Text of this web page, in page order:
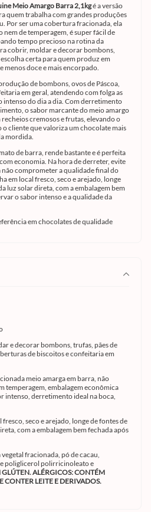
Meio Amargo Barra 2,1kgé a versão
quem trabalha com grandes produções
Por ser uma cobertura fracionada, ela
de temperagem, é super fácil de
tempo precioso na rotina da
cobrir, moldar e decorar bombons,
certa para quem produz em
doce e mais encorpado.
de bombons, ovos de Páscoa,
em geral, atendendo com folga as
intenso do dia a dia. Com derretimento
o sabor marcante do meio amargo
cremosos e frutas, elevando o
o cliente que valoriza um chocolate mais
mordida.
de barra, rende bastante e é perfeita
economia. Na hora de derreter, evite
comprometer a qualidade final do
em local fresco, seco e arejado, longe
luz solar direta, com a embalagem bem
o sabor intenso e a qualidade da
em chocolates de qualidade
e decorar bombons, trufas, pães de
de biscoitos e confeitaria em
meio amarga em barra, não
temperagem, embalagem econômica
intenso, derretimento ideal na boca,
seco e arejado, longe de fontes de
com a embalagem bem fechada após
fracionada, pó de cacau,
poliglicerol polirricinoleato e
ALÉRGICOS: CONTÉM
CONTER LEITE E DERIVADOS.